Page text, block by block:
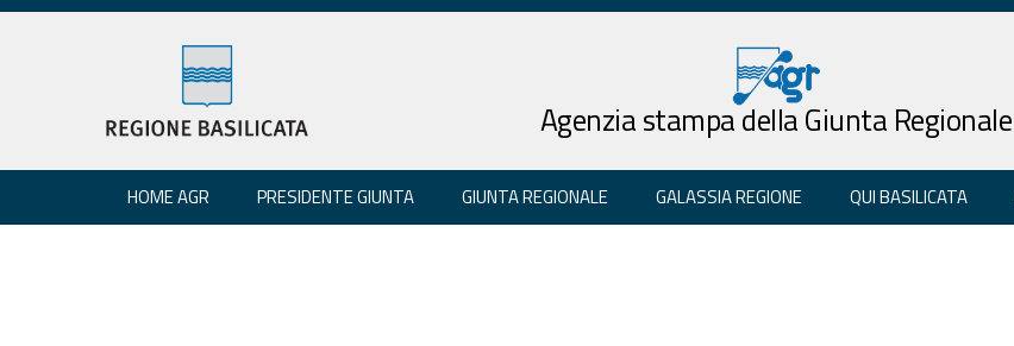
Agenzia stampa della Giunta Regionale
HOME AGR PRESIDENTE GIUNTA GIUNTA REGIONALE GALASSIA REGIONE QUI BASILICATA